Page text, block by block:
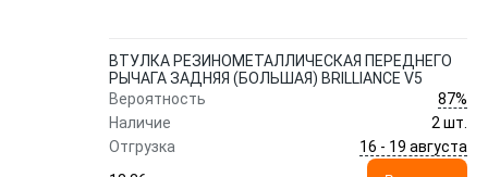
ВТУЛКА РЕЗИНОМЕТАЛЛИЧЕСКАЯ ПЕРЕДНЕГО
РЫЧАГА ЗАДНЯЯ (БОЛЬШАЯ) BRILLIANCE V5
Вероятность
87%
Наличие
2 шт.
Отгрузка
16 - 19 августа